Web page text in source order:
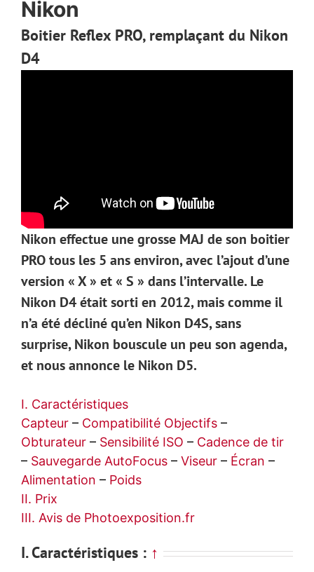
Nikon
Boitier Reflex PRO, remplaçant du Nikon
D4
Nikon effectue une grosse MAJ de son boitier
PRO tous les 5 ansenviron, avec l’ajout d’une
version « X » et « S » dans l’intervalle. Le
Nikon D4était sorti en 2012, mais comme il
n’a été décliné qu’en Nikon D4S, sans
surprise, Nikon bouscule un peu son agenda,
et nous annonce le Nikon D5.
I. Caractéristiques
Capteur – Compatibilité Objectifs –
Obturateur – Sensibilité ISO – Cadence de tir
– Sauvegarde AutoFocus – Viseur – Écran –
Alimentation – Poids
II. Prix
III. Avis de Photoexposition.fr
I. Caractéristiques : ↑